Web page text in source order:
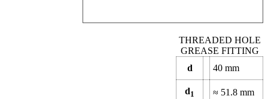
d 40 mm
d1 ≈ 51.8 mm
THREADED HOLE
GREASE FITTING